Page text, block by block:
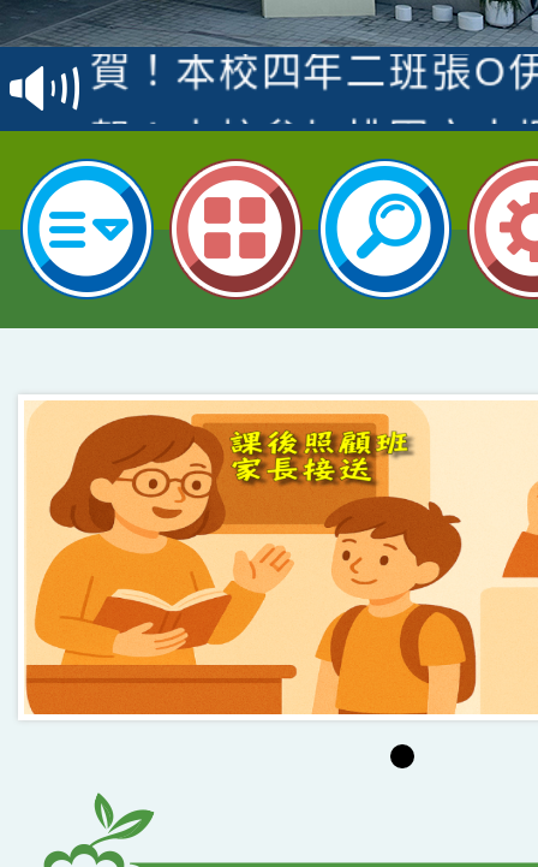
名
倩參加桃園市科展 國
名 指導老師王老師、
賀！本校四年二班張O
園市英語競賽國小朗讀
指導老師林老師
賀！本校參加桃園市中
賽 劉文瑛教師榮獲教
臺灣台語-第二名
賀！本校參與2026世
市賽榮獲科學小創客佳
創客第三名。
賀！本校參加桃園市中
賽 洪綺君教師榮獲社
名
賀！本校阿巴斯O蜜、
倩參加桃園市科展 國
名 指導老師王老師、
賀！本校四年二班張O
園市英語競賽國小朗
指導老師林老師
賀！本校參加桃園市中
賽 劉文瑛教師榮獲教
臺灣台語-第二名
賀！本校參與2026世
市賽榮獲科學小創客佳
創客第三名。